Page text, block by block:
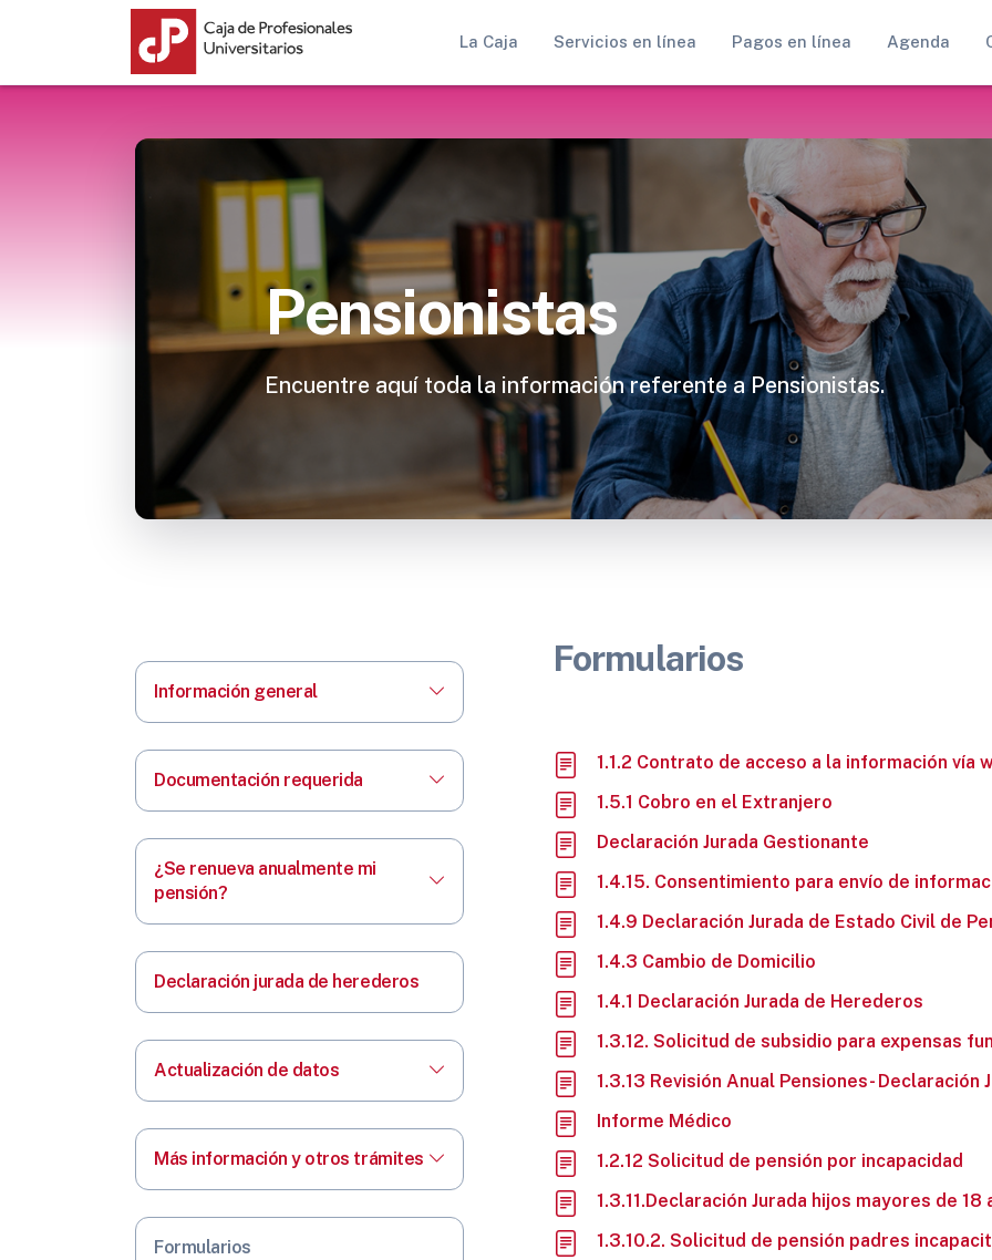
La Caja Servicios en línea Pagos en línea Agenda
Pensionistas
Encuentre aquí toda la información referente a Pensionistas.
Información general
Documentación requerida
¿Se renueva anualmente mi
pensión?
Declaración jurada de herederos
Actualización de datos
Más información y otros trámites
Formularios
Formularios
1.1.2 Contrato de acceso a la información vía
1.5.1 Cobro en el Extranjero
Declaración Jurada Gestionante
1.4.15. Consentimiento para envío de
1.4.9 Declaración Jurada de Estado Civil de
1.4.3 Cambio de Domicilio
1.4.1 Declaración Jurada de Herederos
1.3.12. Solicitud de subsidio para expensas
1.3.13 Revisión Anual Pensiones- Declaración
Informe Médico
1.2.12 Solicitud de pensión por incapacidad
1.3.11.Declaración Jurada hijos mayores de 18
1.3.10.2. Solicitud de pensión padres